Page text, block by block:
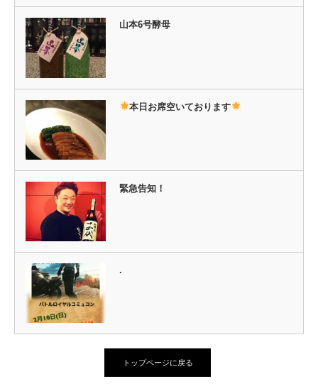
ま
す) 山本6号酵母
本日お席空いております
緊急告知！
.
トップページに戻る